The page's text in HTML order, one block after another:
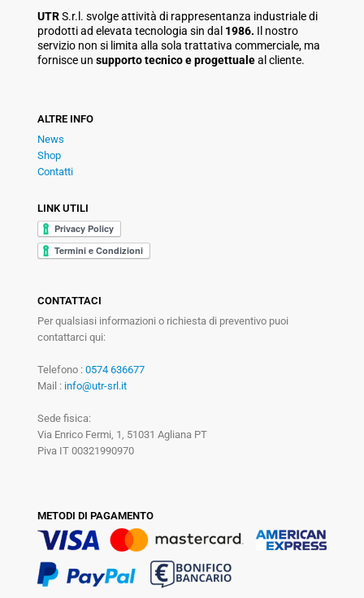
UTRS.r.l. svolge attività di rappresentanza industriale di
prodotti ad elevata tecnologia sin dal 1986. Il nostro
servizio non si limita alla sola trattativa commerciale, ma
fornisce un supporto tecnico e progettualeal cliente.
ALTRE INFO
News
Shop
Contatti
LINK UTILI
CONTATTACI
Per qualsiasi informazioni o richiesta di preventivo puoi
contattarci qui:
Telefono : 0574 636677
Mail : info@utr-srl.it
Sede fisica:
Via Enrico Fermi, 1, 51031 Agliana PT
Piva IT 00321990970
METODI DI PAGAMENTO